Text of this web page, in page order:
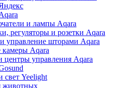
и лампы Aqara
регуляторы и розетки Aqara
управление шторами Aqara
Aqara
центры управления Aqara
Yeelight
животных